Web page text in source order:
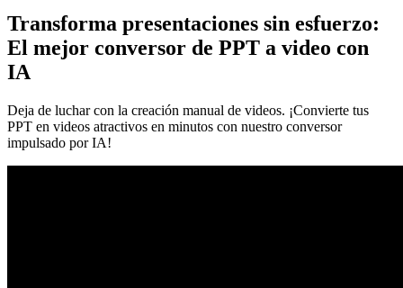
Transforma presentaciones sin esfuerzo:
El mejor conversor de PPT a video con
IA
Deja de luchar con la creación manual de videos. ¡Convierte tus
PPT en videos atractivos en minutos con nuestro conversor
impulsado por IA!